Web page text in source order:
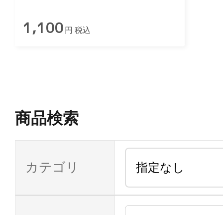
1,100 円 税込
商品検索
カテゴリ